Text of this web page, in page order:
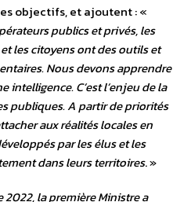
objectifs, et ajoutent : «
publics et privés, les
les citoyens ont des outils et
Nous devons apprendre
intelligence. C’est l’enjeu de la
publiques. A partir de priorités
aux réalités locales en
par les élus et les
dans leurs territoires. »
2022, la première Ministre a